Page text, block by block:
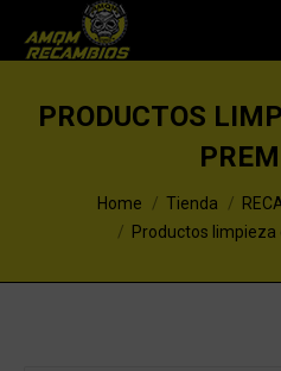
PRODUCTOS
You are here:Home Tienda
Productos